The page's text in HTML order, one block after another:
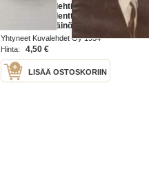
Suomen Kuvalehti 1954 nr 17 /
Islannin presidentti Asgeir
Asgeirsson, Väinö Tanneria
tapaamassa, Lahden
Ammattikoulu, aurinkoisilla
tuntureilla
Yhtyneet Kuvalehdet Oy 1954
Hinta:
4,50 €
LISÄÄ OSTOSKORIIN